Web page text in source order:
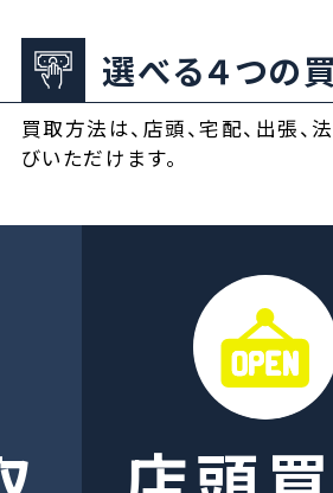
選べる４つの
買取方法は、店頭、宅配、出張、
びいただけます。